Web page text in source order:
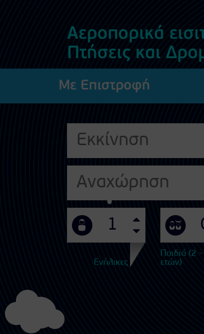
Αεροπορικά
Πτήσεις και
Με Επιστροφή
Ενήλικες
Παιδιά (2
ετών)